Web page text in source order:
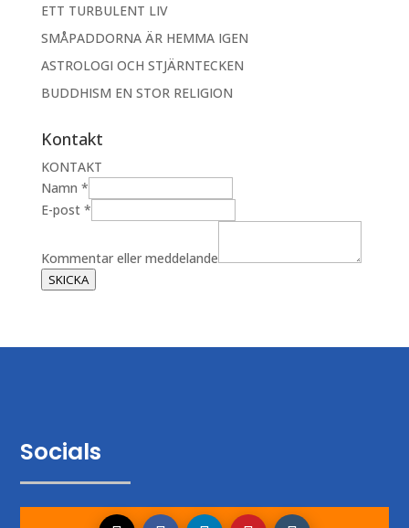
ETT TURBULENT LIV
SMÅPADDORNA ÄR HEMMA IGEN
ASTROLOGI OCH STJÄRNTECKEN
BUDDHISM EN STOR RELIGION
Kontakt
KONTAKT
E
-
o
s
t
a
r
m
Namn *
E-post *
Kommentar eller meddelande
SKICKA
Socials